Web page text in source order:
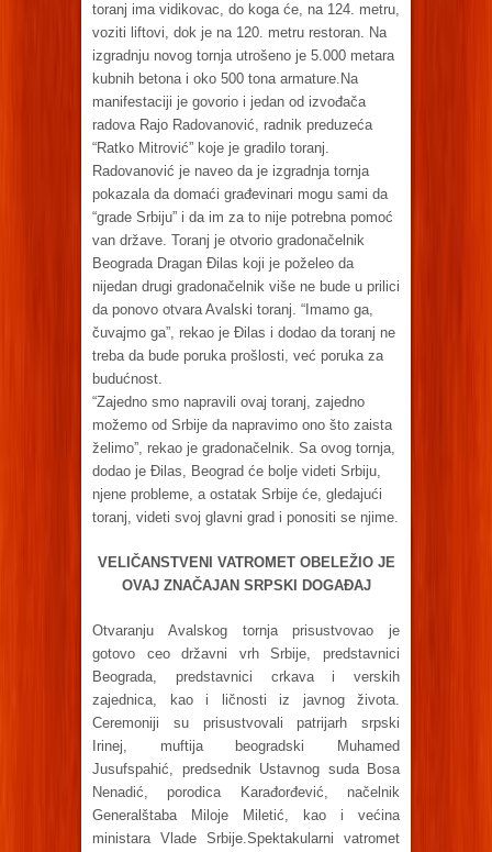
toranj ima vidikovac, do koga će, na 124. metru,
voziti liftovi, dok je na 120. metru restoran. Na
izgradnju novog tornja utrošeno je 5.000 metara
kubnih betona i oko 500 tona armature.Na
manifestaciji je govorio i jedan od izvođača
radova Rajo Radovanović, radnik preduzeća
“Ratko Mitrović” koje je gradilo toranj.
Radovanović je naveo da je izgradnja tornja
pokazala da domaći građevinari mogu sami da
“grade Srbiju” i da im za to nije potrebna pomoć
van države. Toranj je otvorio gradonačelnik
Beograda Dragan Đilas koji je poželeo da
nijedan drugi gradonačelnik više ne bude u prilici
da ponovo otvara Avalski toranj. “Imamo ga,
čuvajmo ga”, rekao je Đilas i dodao da toranj ne
treba da bude poruka prošlosti, već poruka za
budućnost.
“Zajedno smo napravili ovaj toranj, zajedno
možemo od Srbije da napravimo ono što zaista
želimo”, rekao je gradonačelnik. Sa ovog tornja,
dodao je Đilas, Beograd će bolje videti Srbiju,
njene probleme, a ostatak Srbije će, gledajući
toranj, videti svoj glavni grad i ponositi se njime.
VELIČANSTVENI VATROMET OBELEŽIO JE
OVAJ ZNAČAJAN SRPSKI DOGAĐAJ
Otvaranju Avalskog tornja prisustvovao je
gotovo ceo državni vrh Srbije, predstavnici
Beograda, predstavnici crkava i verskih
zajednica, kao i ličnosti iz javnog života.
Ceremoniji su prisustvovali patrijarh srpski
Irinej, muftija beogradski Muhamed
Jusufspahić, predsednik Ustavnog suda Bosa
Nenadić, porodica Karađorđević, načelnik
Generalštaba Miloje Miletić, kao i većina
ministara Vlade Srbije.Spektakularni vatromet